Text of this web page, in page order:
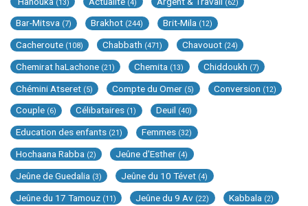
(13) (4) (62)
Bar-Mitsva (7) Brakhot (244) Brit-Mila (12)
Cacheroute (108) Chabbath (471) Chavouot (24)
Chemirat haLachone (21) Chemita (13) Chiddoukh (7)
Chémini Atseret (5) Compte du Omer (5) Conversion (12)
Couple (6) Célibataires (1) Deuil (40)
Education des enfants (21) Femmes (32)
Hochaana Rabba (2) Jeûne d'Esther (4)
Jeûne de Guedalia (3) Jeûne du 10 Tévet (4)
Jeûne du 17 Tamouz (11) Jeûne du 9 Av (22) Kabbala (2)